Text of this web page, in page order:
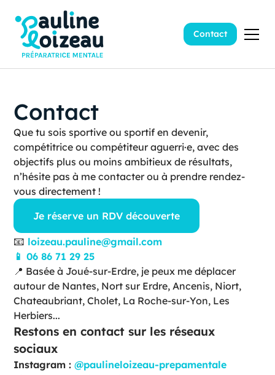
Contact
Contact
Que tu sois sportive ou sportif en devenir,
compétitrice ou compétiteur aguerri·e, avec des
objectifs plus ou moins ambitieux de résultats,
n’hésite pas à me contacter ou à prendre rendez-
vous directement !
Je réserve un RDV découverte
📧 loizeau.pauline@gmail.com
📱 06 86 71 29 25
📍 Basée à Joué-sur-Erdre, je peux me déplacer
autour de Nantes, Nort sur Erdre, Ancenis, Niort,
Chateaubriant, Cholet, La Roche-sur-Yon, Les
Herbiers...
Restons en contact sur les réseaux
sociaux
Instagram :@paulineloizeau-prepamentale